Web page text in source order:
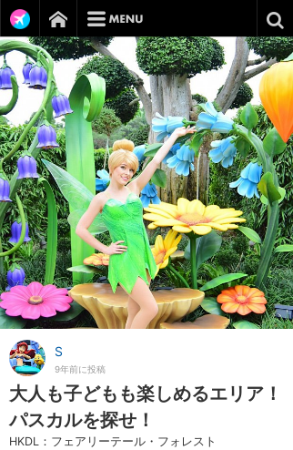
S
9年前に投稿
大人も子どもも楽しめるエリア！
パスカルを探せ！
HKDL：フェアリーテール・フォレスト